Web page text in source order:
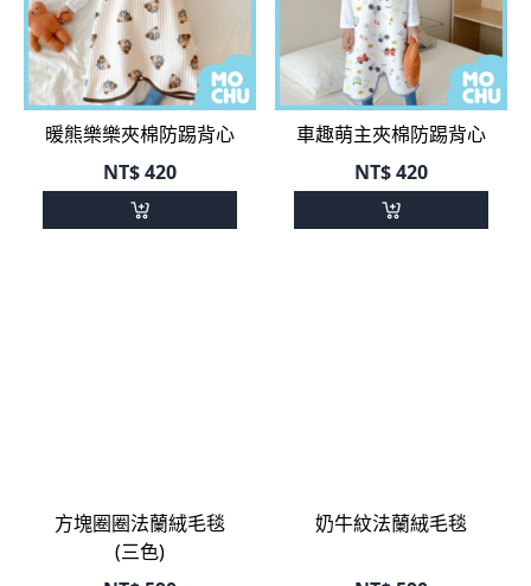
暖熊樂樂夾棉防踢背心
NT$420
車趣萌主夾棉防踢背心
NT$420
NT$590 NT$590